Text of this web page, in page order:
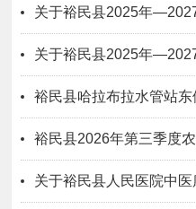
关于裕民县2025年—2027年高标准农田建设项
关于裕民县2025年—2027年高标准农田建设项
裕民县哈拉布拉水管站东侧哈拉布拉水库建
裕民县2026年第三季度农产品安全生
关于裕民县人民医院中医康复楼及设备完善提升购置项目一标段（设计